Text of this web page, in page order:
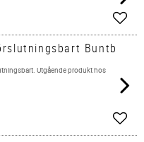
Buntb
Utgående produkt hos